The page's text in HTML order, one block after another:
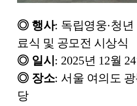
◎ 행사: 독립영웅·청년
료식 및 공모전 시상식
◎ 일시 : 2025년 12월 24
◎ 장소: 서울 여의도
당